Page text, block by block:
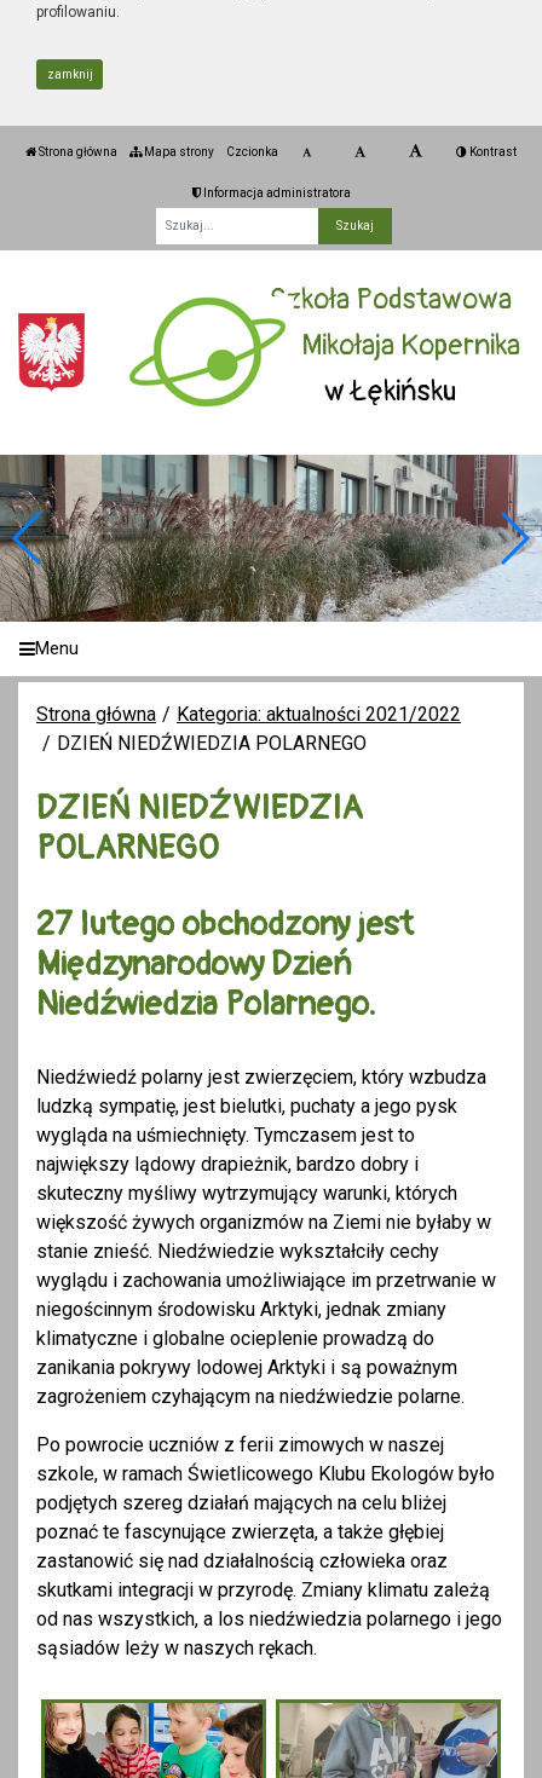
profilowaniu.
zamknij
Strona główna Mapa strony Czcionka Kontrast
Informacja administratora
Szkoła Podstawowa
im. Mikołaja Kopernika
w Łękińsku
Menu
Strona główna
Kategoria: aktualności 2021/2022
DZIEŃ NIEDŹWIEDZIA POLARNEGO
DZIEŃ NIEDŹWIEDZIA
POLARNEGO
27 lutego obchodzony jest
Międzynarodowy Dzień
Niedźwiedzia Polarnego.
Niedźwiedź polarny jest zwierzęciem, który wzbudza
ludzką sympatię, jest bielutki, puchaty a jego pysk
wygląda na uśmiechnięty. Tymczasem jest to
największy lądowy drapieżnik, bardzo dobry i
skuteczny myśliwy wytrzymujący warunki, których
większość żywych organizmów na Ziemi nie byłaby w
stanie znieść. Niedźwiedzie wykształciły cechy
wyglądu i zachowania umożliwiające im przetrwanie w
niegościnnym środowisku Arktyki, jednak zmiany
klimatyczne i globalne ocieplenie prowadzą do
zanikania pokrywy lodowej Arktyki i są poważnym
zagrożeniem czyhającym na niedźwiedzie polarne.
Po powrocie uczniów z ferii zimowych w naszej
szkole, w ramach Świetlicowego Klubu Ekologów było
podjętych szereg działań mających na celu bliżej
poznać te fascynujące zwierzęta, a także głębiej
zastanowić się nad działalnością człowieka oraz
skutkami integracji w przyrodę. Zmiany klimatu zależą
od nas wszystkich, a los niedźwiedzia polarnego i jego
sąsiadów leży w naszych rękach.